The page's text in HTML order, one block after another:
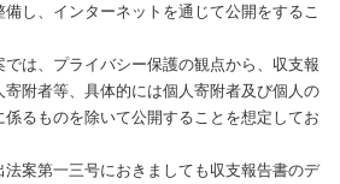
し、インターネットを通じて公開をするこ
は、プライバシー保護の観点から、収支報
附者等、具体的には個人寄附者及び個人の
るものを除いて公開することを想定してお
案第一三号におきましても収支報告書のデ